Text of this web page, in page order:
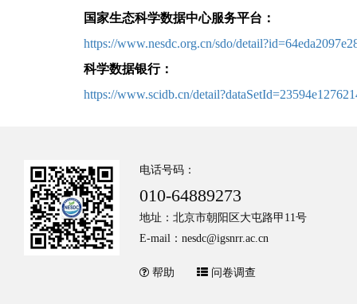
国家生态科学数据中心服务平台：
https://www.nesdc.org.cn/sdo/
科学数据银行：
https://www.scidb.cn/
电话号码：
010-64889273
地址：北京市朝阳区大屯路甲11号
E-mail：nesdc@igsnrr.ac.cn
帮助 问卷调查